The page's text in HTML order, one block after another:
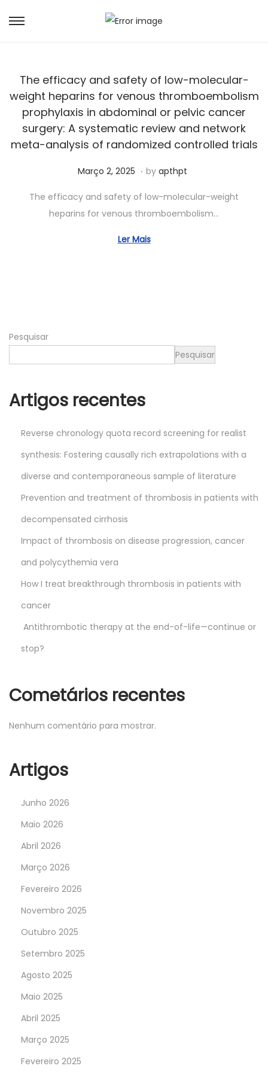
The efficacy and safety of low-molecular-
weight heparins for venous thromboembolism
prophylaxis in abdominal or pelvic cancer
surgery: A systematic review and network
meta-analysis of randomized controlled trials
Posted on
Março 2, 2025 J
n
h
o
. by apthpt
The efficacy and safety of low-molecular-weight
heparins for venous thromboembolism…
Ler Mais
Pesquisar
Pesquisar
Artigos recentes
Reverse chronology quota record screening for realist
synthesis: Fostering causally rich extrapolations with a
diverse and contemporaneous sample of literature
Prevention and treatment of thrombosis in patients with
decompensated cirrhosis
Impact of thrombosis on disease progression, cancer
and polycythemia vera
How I treat breakthrough thrombosis in patients with
cancer
Antithrombotic therapy at the end-of-life—continue or
stop?
Cometários recentes
Nenhum comentário para mostrar.
Artigos
Junho 2026
Maio 2026
Abril 2026
Março 2026
Fevereiro 2026
Novembro 2025
Outubro 2025
Setembro 2025
Agosto 2025
Maio 2025
Abril 2025
Março 2025
Fevereiro 2025